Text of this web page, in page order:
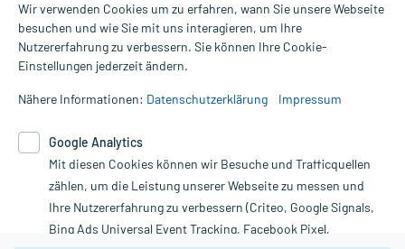
Alle Preise gelten inkl. MwSt., ggf. zzgl. Versandkosten
Informationen auf dieser Website werden ausschließlich für
die Untersuchung und Behandlung durch einen Arzt. Bitte
Therapien eingeleitet werden können. | Diese Webseite benutzt
Google Analytics. Lesen Sie bitte dazu die wichtigen Hinweise in
unserer Datenschutzerklärung. Für den Widerruf einer Bestellung
nutzen Sie das Formular:
Wir verwenden Cookies um zu erfahren, wann Sie unsere Webseite
besuchen und wie Sie mit uns interagieren, um Ihre
Nutzererfahrung zu verbessern. Sie können Ihre Cookie-
Einstellungen jederzeit ändern.
Nähere Informationen: Datenschutzerklärung Impressum
Google Analytics
Mit diesen Cookies können wir Besuche und Trafficquellen
zählen, um die Leistung unserer Webseite zu messen und
Ihre Nutzererfahrung zu verbessern (Criteo, Google Signals,
Bing Ads Universal Event Tracking, Facebook Pixel,